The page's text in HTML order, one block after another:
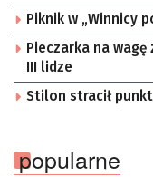
Piknik w „Winnicy
Pieczarka na wagę
III lidze
Stilon stracił
popularne